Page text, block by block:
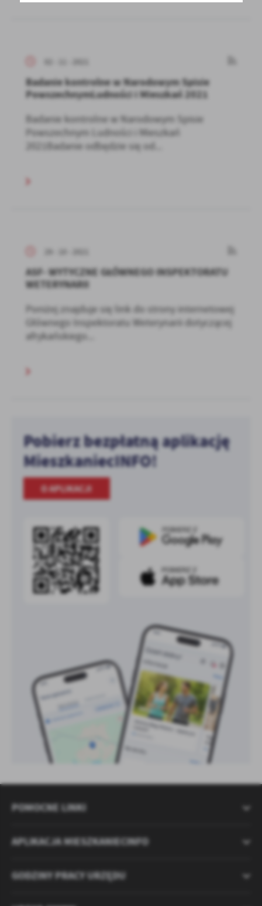
Badanie kontrolne w Narodowym Spisie
PowszechnymLudności i Mieszkań 2021
Badanie kontrolne w Narodowym Spisie
Powszechnym Ludności i Mieszkań
2021Badanie odbędzie się od...
ASF- WYTYCZNE GŁÓWNEGO INSPEKTORATU
WETERYNARII
Poniżej znajduje się link do strony internetowej
Głównego Inspektoratu Weterynarii dotyczącej
afrykańskiego...
Pobierz bezpłatną aplikację
MieszkaniecINFO!
O APLIKACJI
POMOCNE LINKI
APLIKACJA MIESZKANIECINFO
GODZINY PRACY URZĘDU